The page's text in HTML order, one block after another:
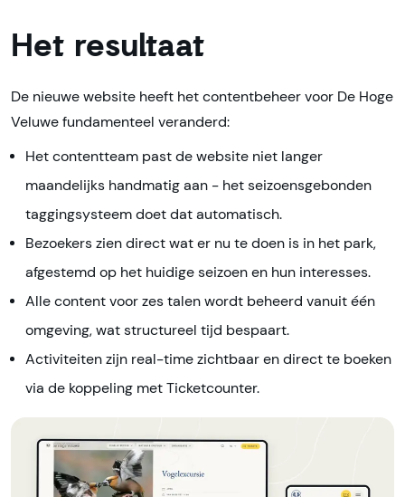
Het resultaat
De nieuwe website heeft het contentbeheer voor De Hoge
Veluwe fundamenteel veranderd:
Het contentteam past de website niet langer
maandelijks handmatig aan - het seizoensgebonden
taggingsysteem doet dat automatisch.
Bezoekers zien direct wat er nu te doen is in het park,
afgestemd op het huidige seizoen en hun interesses.
Alle content voor zes talen wordt beheerd vanuit één
omgeving, wat structureel tijd bespaart.
Activiteiten zijn real-time zichtbaar en direct te boeken
via de koppeling met Ticketcounter.